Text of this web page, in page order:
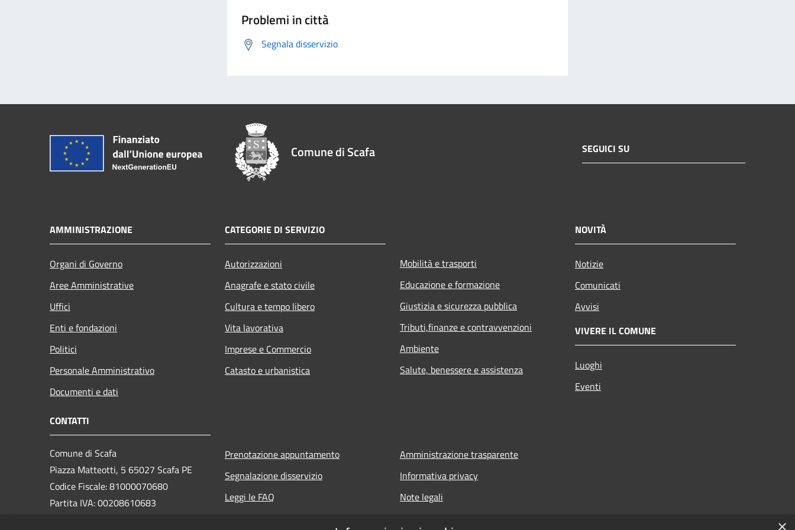
Problemi in città
Segnala disservizio
Comune di Scafa SEGUICI SU
AMMINISTRAZIONE
Organi di Governo
Aree Amministrative
Uffici
Enti e fondazioni
Politici
Personale Amministrativo
Documenti e dati
CATEGORIE DI SERVIZIO
Autorizzazioni
Anagrafe e stato civile
Cultura e tempo libero
Vita lavorativa
Imprese e Commercio
Catasto e urbanistica
Mobilità e trasporti
Educazione e formazione
Giustizia e sicurezza pubblica
Tributi,finanze e contravvenzioni
Ambiente
Salute, benessere e assistenza
NOVITÀ
Notizie
Comunicati
Avvisi
VIVERE IL COMUNE
Luoghi
Eventi
CONTATTI
Comune di Scafa
Piazza Matteotti, 5 65027 Scafa PE
Codice Fiscale: 81000070680
Partita IVA: 00208610683
Prenotazione appuntamento
Segnalazione disservizio
Leggi le FAQ
Amministrazione trasparente
Informativa privacy
Note legali